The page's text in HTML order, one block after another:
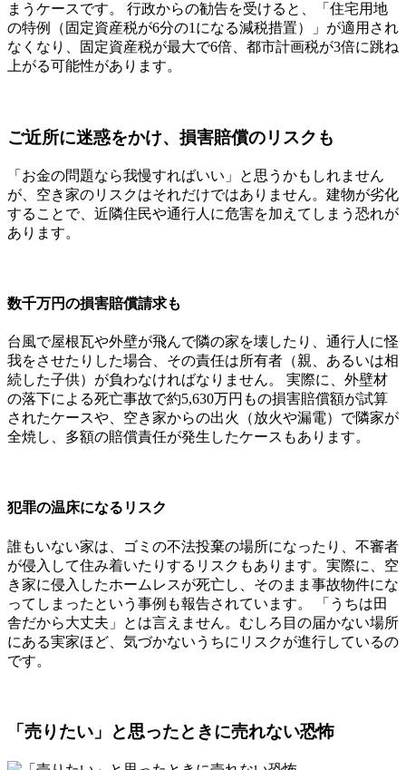
まうケースです。 行政からの勧告を受けると、「住宅用地
の特例（固定資産税が6分の1になる減税措置）」が適用され
なくなり、固定資産税が最大で6倍、都市計画税が3倍に跳ね
上がる可能性があります。
ご近所に迷惑をかけ、損害賠償のリスクも
「お金の問題なら我慢すればいい」と思うかもしれません
が、空き家のリスクはそれだけではありません。建物が劣化
することで、近隣住民や通行人に危害を加えてしまう恐れが
あります。
数千万円の損害賠償請求も
台風で屋根瓦や外壁が飛んで隣の家を壊したり、通行人に怪
我をさせたりした場合、その責任は所有者（親、あるいは相
続した子供）が負わなければなりません。 実際に、外壁材
の落下による死亡事故で約5,630万円もの損害賠償額が試算
されたケースや、空き家からの出火（放火や漏電）で隣家が
全焼し、多額の賠償責任が発生したケースもあります。
犯罪の温床になるリスク
誰もいない家は、ゴミの不法投棄の場所になったり、不審者
が侵入して住み着いたりするリスクもあります。実際に、空
き家に侵入したホームレスが死亡し、そのまま事故物件にな
ってしまったという事例も報告されています。 「うちは田
舎だから大丈夫」とは言えません。むしろ目の届かない場所
にある実家ほど、気づかないうちにリスクが進行しているの
です。
「売りたい」と思ったときに売れない恐怖